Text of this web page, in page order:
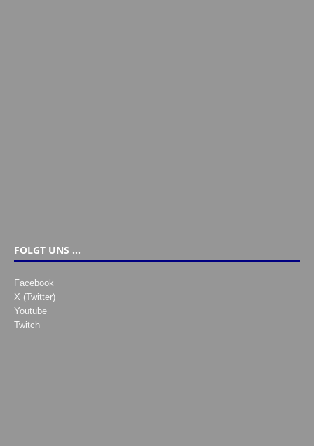
FOLGT UNS …
Facebook
X (Twitter)
Youtube
Twitch